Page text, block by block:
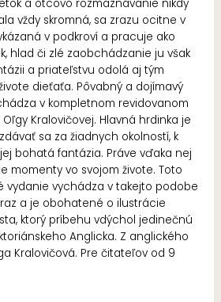
a otcovo rozmaznávanie nikdy
vždy skromná, sa zrazu ocitne v
v podkroví a pracuje ako
hlad či zlé zaobchádzanie ju však
a priateľstvu odolá aj tým
dieťaťa. Pôvabný a dojímavý
v kompletnom revidovanom
Kralovičovej. Hlavná hrdinka je
sa za žiadnych okolností, k
bohatá fantázia. Práve vďaka nej
momenty vo svojom živote. Toto
vydanie vychádza v takejto podobe
a je obohatené o ilustrácie
ktorý príbehu vdýchol jedinečnú
Anglicka. Z anglického
Kralovičová. Pre čitateľov od 9